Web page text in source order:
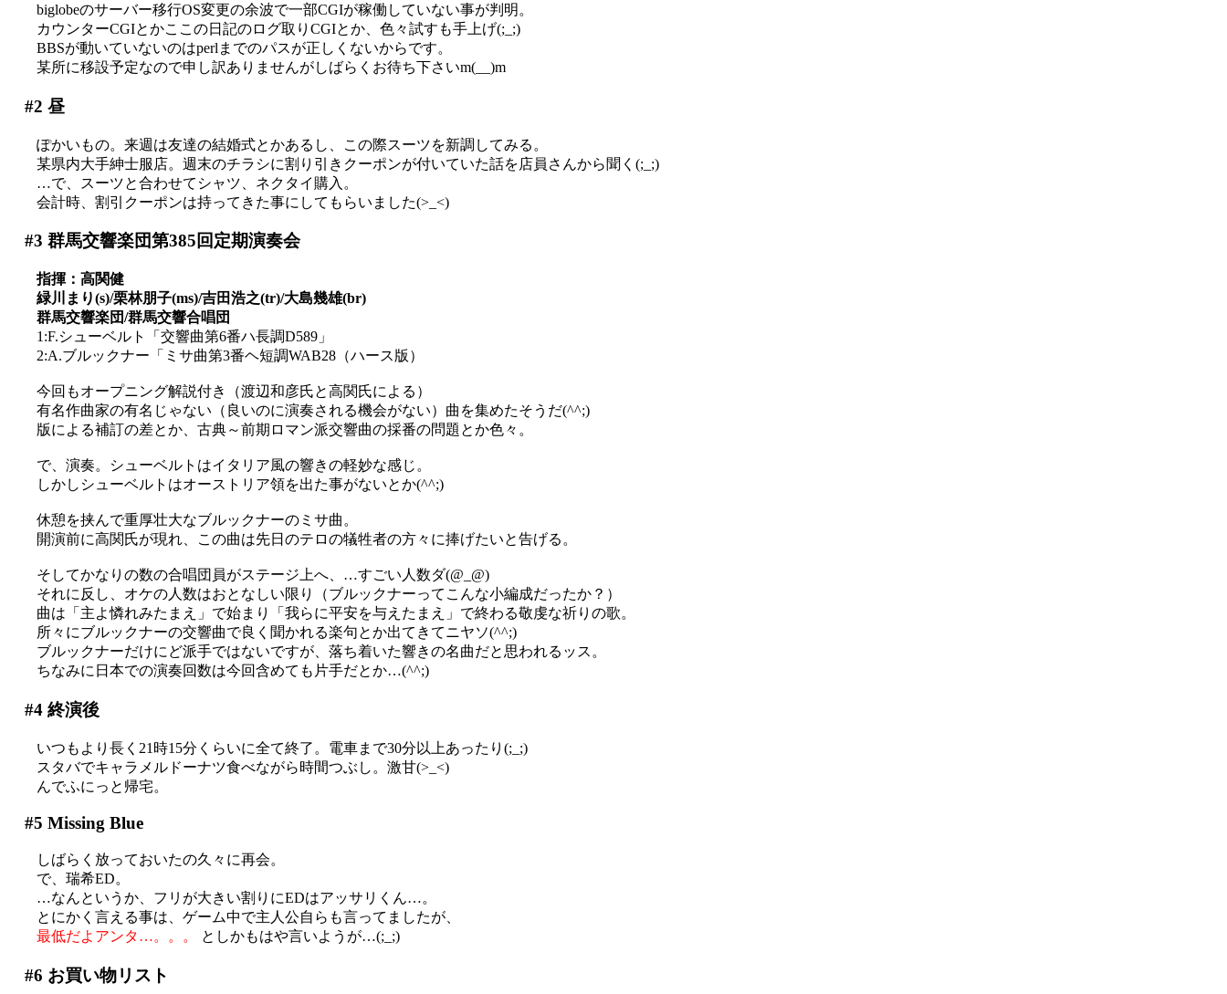
biglobeのサーバー移行OS変更の余波で一部CGIが稼働していない事が判明。
カウンターCGIとかここの日記のログ取りCGIとか、色々試すも手上げ(;_;)
BBSが動いていないのはperlまでのパスが正しくないからです。
某所に移設予定なので申し訳ありませんがしばらくお待ち下さいm(__)m
#2 昼
ぽかいもの。来週は友達の結婚式とかあるし、この際スーツを新調してみる。
某県内大手紳士服店。週末のチラシに割り引きクーポンが付いていた話を店員さんから聞く(;_;)
…で、スーツと合わせてシャツ、ネクタイ購入。
会計時、割引クーポンは持ってきた事にしてもらいました(>_<)
#3 群馬交響楽団第385回定期演奏会
指揮：高関健
緑川まり(s)/栗林朋子(ms)/吉田浩之(tr)/大島幾雄(br)
群馬交響楽団/群馬交響合唱団
1:F.シューベルト「交響曲第6番ハ長調D589」
2:A.ブルックナー「ミサ曲第3番ヘ短調WAB28（ハース版）
今回もオープニング解説付き（渡辺和彦氏と高関氏による）
有名作曲家の有名じゃない（良いのに演奏される機会がない）曲を集めたそうだ(^^;)
版による補訂の差とか、古典～前期ロマン派交響曲の採番の問題とか色々。
で、演奏。シューベルトはイタリア風の響きの軽妙な感じ。
しかしシューベルトはオーストリア領を出た事がないとか(^^;)
休憩を挟んで重厚壮大なブルックナーのミサ曲。
開演前に高関氏が現れ、この曲は先日のテロの犠牲者の方々に捧げたいと告げる。
そしてかなりの数の合唱団員がステージ上へ、…すごい人数ダ(@_@)
それに反し、オケの人数はおとなしい限り（ブルックナーってこんな小編成だったか？）
曲は「主よ憐れみたまえ」で始まり「我らに平安を与えたまえ」で終わる敬虔な祈りの歌。
所々にブルックナーの交響曲で良く聞かれる楽句とか出てきてニヤソ(^^;)
ブルックナーだけにど派手ではないですが、落ち着いた響きの名曲だと思われるッス。
ちなみに日本での演奏回数は今回含めても片手だとか…(^^;)
#4終演後
いつもより長く21時15分くらいに全て終了。電車まで30分以上あったり(;_;)
スタバでキャラメルドーナツ食べながら時間つぶし。激甘(>_<)
んでふにっと帰宅。
#5 Missing Blue
しばらく放っておいたの久々に再会。
で、瑞希ED。
…なんというか、フリが大きい割りにEDはアッサリくん…。
とにかく言える事は、ゲーム中で主人公自らも言ってましたが、
最低だよアンタ…。。。
としかもはや言いようが…(;_;)
#6 お買い物リスト